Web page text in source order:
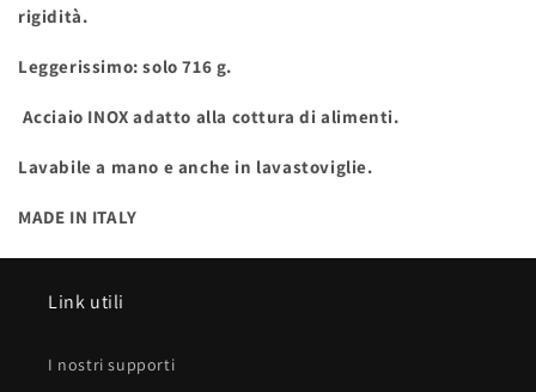
rigidità.
Leggerissimo: solo 716 g.
Acciaio INOX adatto alla cottura di alimenti.
Lavabile a mano e anche in lavastoviglie.
MADE IN ITALY
Link utili
I nostri supporti